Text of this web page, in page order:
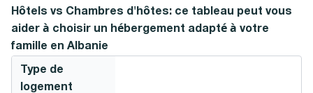
Hôtels vs Chambres d'hôtes: ce tableau peut vous
aider à choisir un hébergement adapté à votre
famille en Albanie
Type de
logement